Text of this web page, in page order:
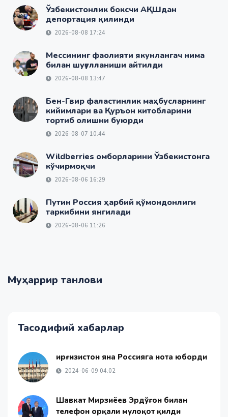
Ўзбекистонлик боксчи АҚШдан
депортация қилинди
2026-08-08 17:24
Мессининг фаолияти якунлангач нима
билан шуғулланиши айтилди
2026-08-08 13:47
Бен-Гвир фаластинлик маҳбусларнинг
кийимлари ва Қуръон китобларини
тортиб олишни буюрди
2026-08-07 10:44
Wildberries омборларини Ўзбекистонга
кўчирмоқчи
2026-08-06 16:29
Путин Россия ҳарбий қўмондонлиги
таркибини янгилади
2026-08-06 11:26
Муҳаррир танлови
Тасодифий хабарлар
Қирғизистон яна Россияга нота юборди
2024-06-09 04:02
Шавкат Мирзиёев Эрдўғон билан
телефон орқали мулоқот қилди